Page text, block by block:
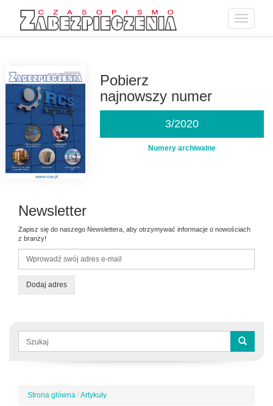
Toggle
Pobierz
najnowszy numer
3/2020
Numery archiwalne
Newsletter
Zapisz się do naszego Newslettera, aby otrzymywać informacje o nowościach
z branży!
Dodaj adres
Formularz
wyszukiwania
Jesteś
Strona główna /Artykuły